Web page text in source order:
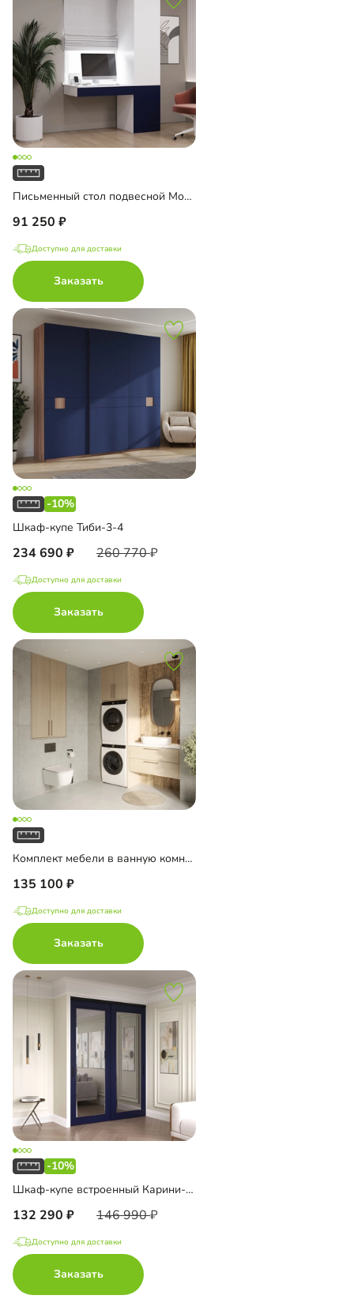
Письменный стол подвесной Мобаро-1
91 250
Доступно для доставки
Заказать
-10%
Шкаф-купе Тиби-3-4
234 690 260 770
Доступно для доставки
Заказать
Комплект мебели в ванную комнату Тосса-2
135 100
Доступно для доставки
Заказать
-10%
Шкаф-купе встроенный Карини-2-2
132 290 146 990
Доступно для доставки
Заказать